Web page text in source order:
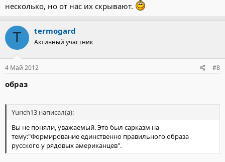
несколько, но от нас их скрывают.
T termogard
Активный участник
4 Май 2012 #8
образ
Yurich13 написал(а):
Вы не поняли, уважаемый. Это был сарказм на
тему:"Формирование единственно правильного образа
русского у рядовых американцев".